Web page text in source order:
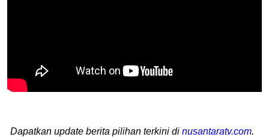
Dapatkan update berita pilihan terkini di nusantaratv.com.